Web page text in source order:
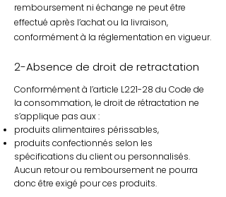
remboursement ni échange ne peut être
effectué après l’achat ou la livraison,
conformément à la réglementation en vigueur.
2-Absence de droit de retractation
Conformément à l’article L221-28 du Code de
la consommation, le droit de rétractation ne
s’applique pas aux :
produits alimentaires périssables,
produits confectionnés selon les
spécifications du client ou personnalisés.
Aucun retour ou remboursement ne pourra
donc être exigé pour ces produits.